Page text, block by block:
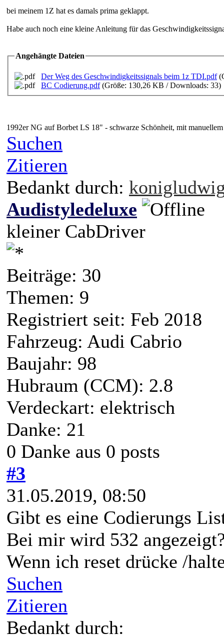
bei meinem 1Z hat es damals prima geklappt.
Habe auch noch eine kleine Anleitung für das
Angehängte Dateien
Der Weg des Geschwindigkeitssignals beim 1z TDI.pdf
BC Codierung.pdf(Größe: 130,26 KB / Downloads: 33)
1992er NG auf Borbet LS 18" - schwarze Schönheit, mit
Suchen
Zitieren
Bedankt durch:
Audistyledeluxe
kleiner CabDriver
Beiträge: 30
Themen: 9
Registriert seit: Feb 2018
Fahrzeug: Audi Cabrio
Baujahr: 98
Hubraum (CCM): 2.8
Verdeckart: elektrisch
Danke: 21
0 Danke aus 0 posts
#3
31.05.2019, 08:50
Gibt es eine Codierungs
Bei mir wird 532
Wenn ich reset drücke /
Suchen
Zitieren
Bedankt durch: